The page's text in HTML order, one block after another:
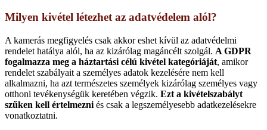
Milyen kivétel létezhet az adatvédelem alól?
A kamerás megfigyelés csak akkor eshet kívül az adatvédelmi
rendelet hatálya alól, ha az kizárólag magáncélt szolgál. A GDPR
fogalmazza meg a háztartási célú kivétel kategóriáját, amikor
rendelet szabályait a személyes adatok kezelésére nem kell
alkalmazni, ha azt természetes személyek kizárólag személyes vagy
otthoni tevékenységük keretében végzik. Ezt a kivételszabályt
szűken kell értelmezni és csak a legszemélyesebb adatkezelésekre
vonatkoztatni.